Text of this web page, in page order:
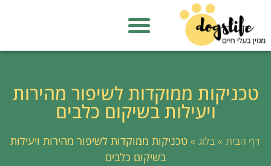
טכניקות ממוקדות לשיפור מהירות
ויעילות בשיקום כלבים
דף הבית » בלוג » טכניקות ממוקדות לשיפור מהירות ויעילות
בשיקום כלבים